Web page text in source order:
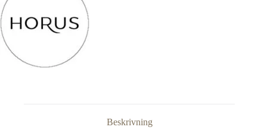
Beskrivning